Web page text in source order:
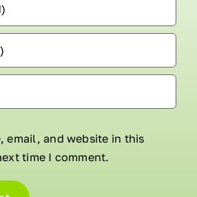
email, and website in this
time I comment.